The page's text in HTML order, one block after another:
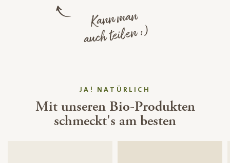
Kann man
auch teilen :)
JA! NATÜRLICH
Mit unseren Bio-Produkten
schmeckt's am besten